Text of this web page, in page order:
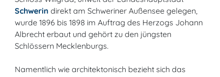
Schwerin direkt am Schweriner Außensee gelegen,
wurde 1896 bis 1898 im Auftrag des Herzogs Johann
Albrecht erbaut und gehört zu den jüngsten
Schlössern Mecklenburgs.
Namentlich wie architektonisch bezieht sich das